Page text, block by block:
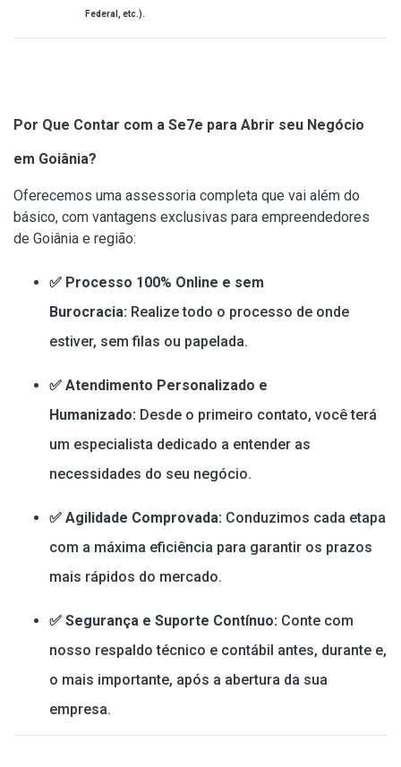
Federal, etc.).
Por Que Contar com a Se7e para Abrir seu Negócio
em Goiânia?
Oferecemos uma assessoria completa que vai além do
básico, com vantagens exclusivas para empreendedores
de Goiânia e região:
✅ Processo 100% Online e sem
Burocracia: Realize todo o processo de onde
estiver, sem filas ou papelada.
✅ Atendimento Personalizado e
Humanizado: Desde o primeiro contato, você terá
um especialista dedicado a entender as
necessidades do seu negócio.
✅ Agilidade Comprovada: Conduzimos cada etapa
com a máxima eficiência para garantir os prazos
mais rápidos do mercado.
✅ Segurança e Suporte Contínuo: Conte com
nosso respaldo técnico e contábil antes, durante e,
o mais importante, após a abertura da sua
empresa.